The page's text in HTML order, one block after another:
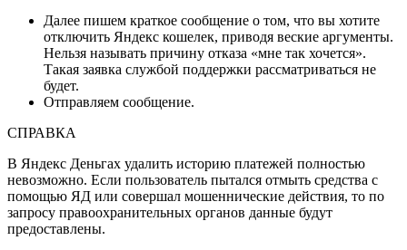
Далее пишем краткое сообщение о том, что вы хотите
отключить Яндекс кошелек, приводя веские аргументы.
Нельзя называть причину отказа «мне так хочется».
Такая заявка службой поддержки рассматриваться не
будет.
Отправляем сообщение.
СПРАВКА
В Яндекс Деньгах удалить историю платежей полностью
невозможно. Если пользователь пытался отмыть средства с
помощью ЯД или совершал мошеннические действия, то по
запросу правоохранительных органов данные будут
предоставлены.